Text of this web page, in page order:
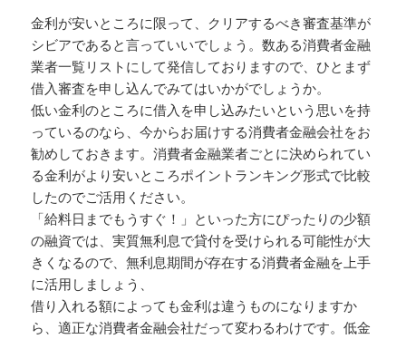
金利が安いところに限って、クリアするべき審査基準が
シビアであると言っていいでしょう。数ある消費者金融
業者一覧リストにして発信しておりますので、ひとまず
借入審査を申し込んでみてはいかがでしょうか。
低い金利のところに借入を申し込みたいという思いを持
っているのなら、今からお届けする消費者金融会社をお
勧めしておきます。消費者金融業者ごとに決められてい
る金利がより安いところポイントランキング形式で比較
したのでご活用ください。
「給料日までもうすぐ！」といった方にぴったりの少額
の融資では、実質無利息で貸付を受けられる可能性が大
きくなるので、無利息期間が存在する消費者金融を上手
に活用しましょう、
借り入れる額によっても金利は違うものになりますか
ら、適正な消費者金融会社だって変わるわけです。低金